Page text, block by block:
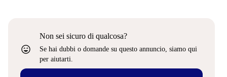
sentiment_very_satisfied
Non sei sicuro di qualcosa?
Se hai dubbi o domande su questo annuncio, siamo qui
per aiutarti.